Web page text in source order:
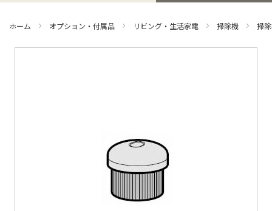
ッ
ホーム オプション・付属品 リビング・生活家電 掃除機 掃